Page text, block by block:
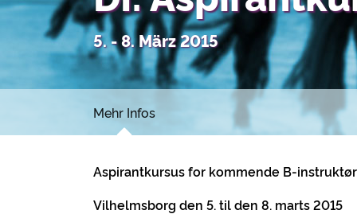
5. - 8. März 2015
Mehr Infos
Aspirantkursus for kommende B-
Vilhelmsborg den 5. til den 8. marts 2015